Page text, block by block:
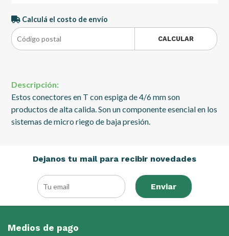
Calculá el costo de envío
CALCULAR
Descripción:
Estos conectores en T con espiga de 4/6 mm son
productos de alta calida. Son un componente esencial en los
sistemas de micro riego de baja presión.
Dejanos tu mail para recibir novedades
Enviar
Medios de pago